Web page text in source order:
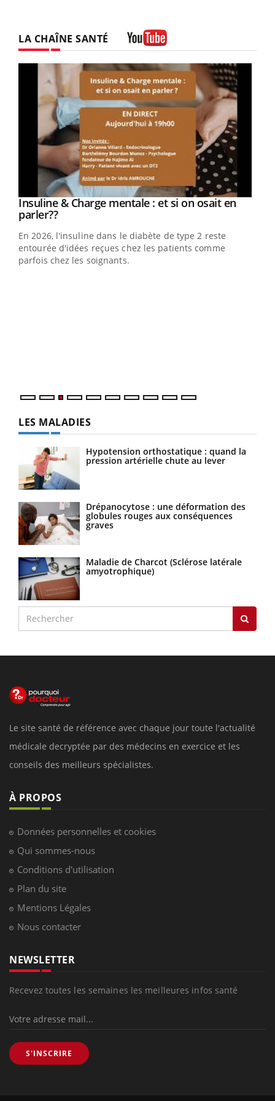
LA CHAÎNE SANTÉ
Youtube
Insuline & Charge mentale : et si on osait en
parler??Youtube
En 2026, l'insuline dans le diabète de type 2 reste
entourée d'idées reçues chez les patients comme
parfois chez les soignants.
LES MALADIES
Hypotension orthostatique : quand la
pression artérielle chute au lever
Drépanocytose : une déformation des
globules rouges aux conséquences
graves
Maladie de Charcot (Sclérose latérale
amyotrophique)
Le site santé de référence avec chaque jour toute l'actualité
médicale decryptée par des médecins en exercice et les
conseils des meilleurs spécialistes.
À PROPOS
Données personnelles et cookies
Qui sommes-nous
Conditions d'utilisation
Plan du site
Mentions Légales
Nous contacter
NEWSLETTER
Recevez toutes les semaines les meilleures infos santé
S'INSCRIRE